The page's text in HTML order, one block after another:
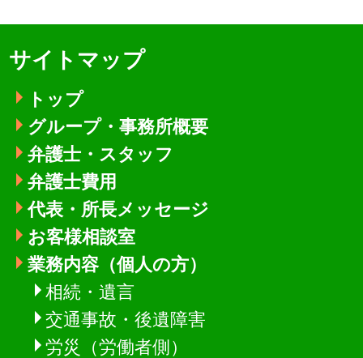
サイトマップ
トップ
グループ・事務所概要
弁護士・スタッフ
弁護士費用
代表・所長メッセージ
お客様相談室
業務内容（個人の方）
相続・遺言
交通事故・後遺障害
労災（労働者側）